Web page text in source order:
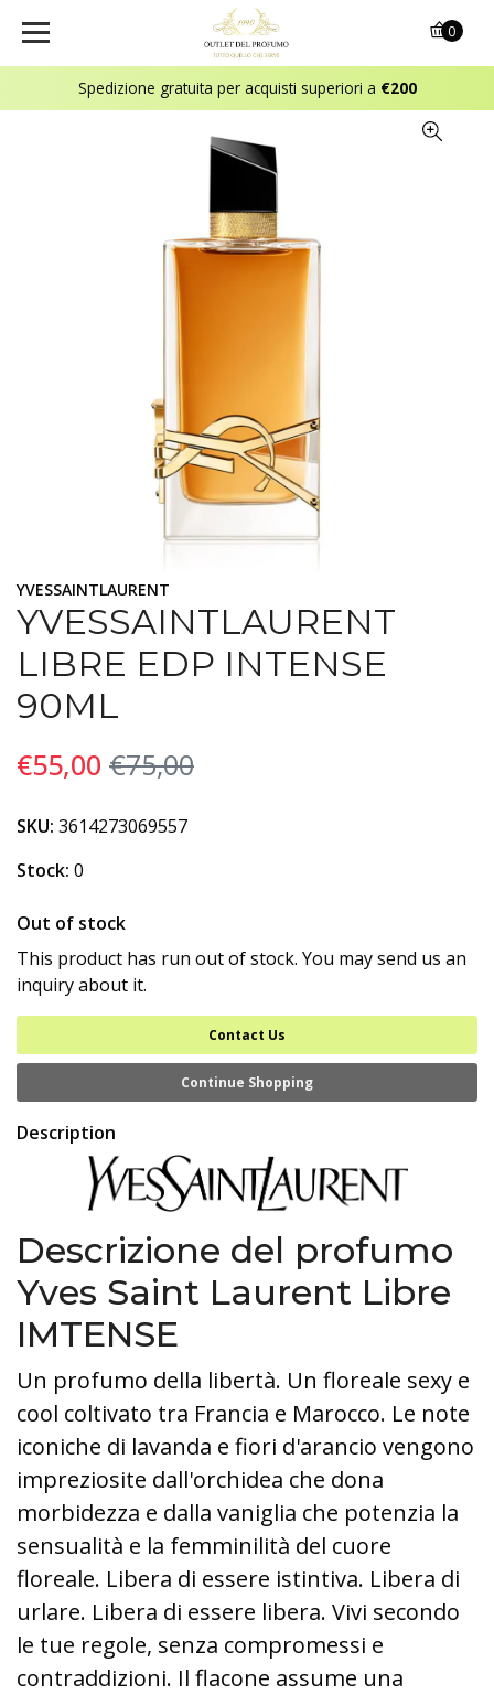
Spedizione gratuita per acquisti superiori a €200
0
YVESSAINTLAURENT
YVESSAINTLAURENT
LIBRE EDP INTENSE
90ML
€55,00 €75,00
SKU: 3614273069557
Stock: 0
Out of stock
This product has run out of stock. You may send us an
inquiry about it.
Contact Us
Continue Shopping
Description
Descrizione del profumo
Yves Saint Laurent Libre
IMTENSE
Un profumo della libertà. Un floreale sexy e
cool coltivato tra Francia e Marocco. Le note
iconiche di lavanda e fiori d'arancio vengono
impreziosite dall'orchidea che dona
morbidezza e dalla vaniglia che potenzia la
sensualità e la femminilità del cuore
floreale. Libera di essere istintiva. Libera di
urlare. Libera di essere libera. Vivi secondo
le tue regole, senza compromessi e
contraddizioni. Il flacone assume una